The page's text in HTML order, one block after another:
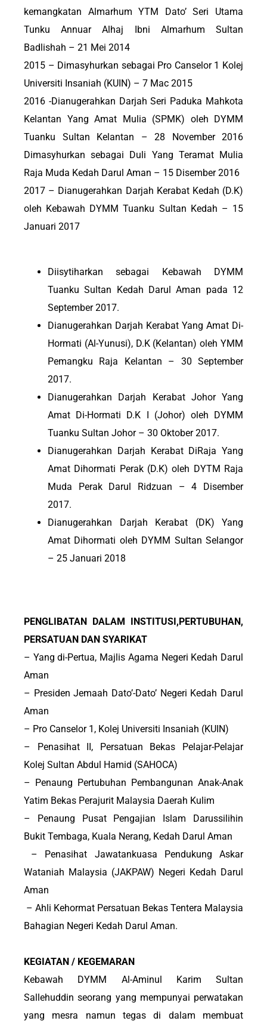
kemangkatan Almarhum YTM Dato’ Seri Utama
Tunku Annuar Alhaj Ibni Almarhum Sultan
Badlishah – 21 Mei 2014
2015 – Dimasyhurkan sebagai Pro Canselor 1 Kolej
Universiti Insaniah (KUIN) – 7 Mac 2015
2016 -Dianugerahkan Darjah Seri Paduka Mahkota
Kelantan Yang Amat Mulia (SPMK) oleh DYMM
Tuanku Sultan Kelantan – 28 November 2016
Dimasyhurkan sebagai Duli Yang Teramat Mulia
Raja Muda Kedah Darul Aman – 15 Disember 2016
2017 – Dianugerahkan Darjah Kerabat Kedah (D.K)
oleh Kebawah DYMM Tuanku Sultan Kedah – 15
Januari 2017
Diisytiharkan sebagai Kebawah DYMM
Tuanku Sultan Kedah Darul Aman pada 12
September 2017.
Dianugerahkan Darjah Kerabat Yang Amat Di-
Hormati (Al-Yunusi), D.K (Kelantan) oleh YMM
Pemangku Raja Kelantan – 30 September
2017.
Dianugerahkan Darjah Kerabat Johor Yang
Amat Di-Hormati D.K I (Johor) oleh DYMM
Tuanku Sultan Johor – 30 Oktober 2017.
Dianugerahkan Darjah Kerabat DiRaja Yang
Amat Dihormati Perak (D.K) oleh DYTM Raja
Muda Perak Darul Ridzuan – 4 Disember
2017.
Dianugerahkan Darjah Kerabat (DK) Yang
Amat Dihormati oleh DYMM Sultan Selangor
– 25 Januari 2018
PENGLIBATAN DALAM INSTITUSI,PERTUBUHAN,
PERSATUAN DAN SYARIKAT
– Yang di-Pertua, Majlis Agama Negeri Kedah Darul
Aman
– Presiden Jemaah Dato’-Dato’ Negeri Kedah Darul
Aman
– Pro Canselor 1, Kolej Universiti Insaniah (KUIN)
– Penasihat II, Persatuan Bekas Pelajar-Pelajar
Kolej Sultan Abdul Hamid (SAHOCA)
– Penaung Pertubuhan Pembangunan Anak-Anak
Yatim Bekas Perajurit Malaysia Daerah Kulim
– Penaung Pusat Pengajian Islam Darussilihin
Bukit Tembaga, Kuala Nerang, Kedah Darul Aman
– Penasihat Jawatankuasa Pendukung Askar
Wataniah Malaysia (JAKPAW) Negeri Kedah Darul
Aman
– Ahli Kehormat Persatuan Bekas Tentera Malaysia
Bahagian Negeri Kedah Darul Aman.
KEGIATAN / KEGEMARAN
Kebawah DYMM Al-Aminul Karim Sultan
Sallehuddin seorang yang mempunyai perwatakan
yang mesra namun tegas di dalam membuat